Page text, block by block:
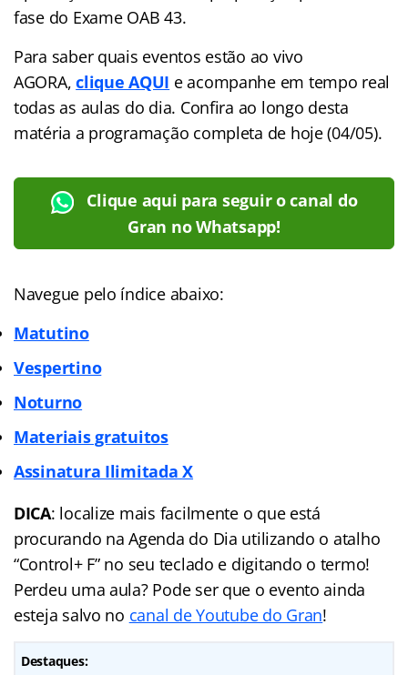
fase do Exame OAB 43.
Para saber quais eventos estão ao vivo
AGORA,clique AQUI e acompanhe em tempo real
todas as aulas do dia. Confira ao longo desta
matéria a programação completa de hoje (04/05).
Clique aqui para seguir o canal do
Gran no Whatsapp!
Navegue pelo índice abaixo:
Matutino
Vespertino
Noturno
Materiais gratuitos
Assinatura Ilimitada X
DICA: localize mais facilmente o que está
procurando na Agenda do Dia utilizando o atalho
“Control+ F” no seu teclado e digitando o termo!
Perdeu uma aula? Pode ser que o evento ainda
esteja salvo no canal de Youtube do Gran!
Destaques: